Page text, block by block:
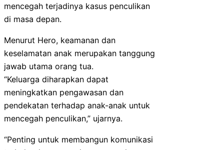
mencegah terjadinya kasus penculikan
di masa depan.
Menurut Hero, keamanan dan
keselamatan anak merupakan tanggung
jawab utama orang tua.
“Keluarga diharapkan dapat
meningkatkan pengawasan dan
pendekatan terhadap anak-anak untuk
mencegah penculikan,” ujarnya.
“Penting untuk membangun komunikasi